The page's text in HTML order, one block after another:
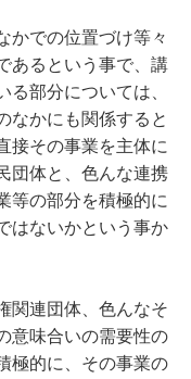
での位置づけ等々
あるという事で、講
る部分については、
なかにも関係すると
接その事業を主体に
団体と、色んな連携
等の部分を積極的に
はないかという事か
関連団体、色んなそ
意味合いの需要性の
極的に、その事業の